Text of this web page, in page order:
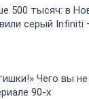
500 тысяч: в
серый Infiniti
Чего вы
90-х